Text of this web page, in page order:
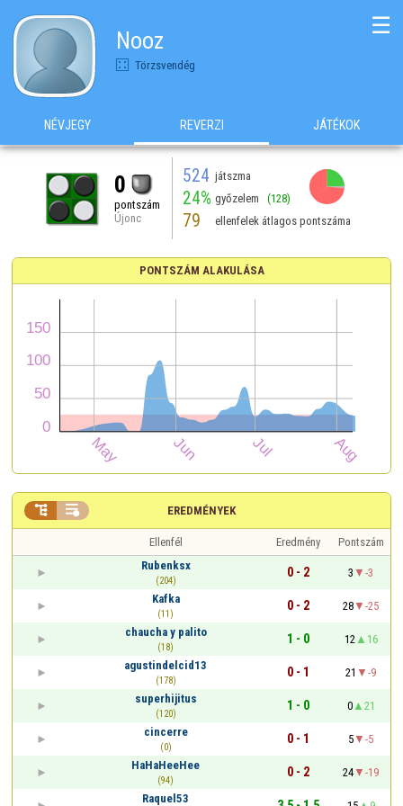
Nooz
Törzsvendég
☰
NÉVJEGY REVERZI JÁTÉKOK
0
pontszám
Újonc
524 játszma
24% győzelem (128)
79 ellenfelek átlagos pontszáma
PONTSZÁM ALAKULÁSA
EREDMÉNYEK
 
Ellenfél Eredmény
Pontszám
Rubenksx
(204)
0 - 2 3
-3
Kafka
(11)
0 - 2 28
-25
chaucha y palito
(18)
1 - 0 12
16
agustindelcid13
(178)
0 - 1 21
-9
superhijitus
(120)
1 - 0 0
21
cincerre
(0)
0 - 1 5
-5
HaHaHeeHee
(94)
0 - 2 24
-19
Raquel53